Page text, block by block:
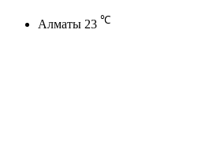
Алматы 23 ℃